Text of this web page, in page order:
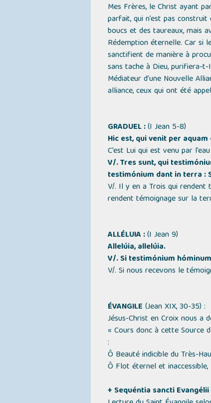
Mes Frères, le Christ ayant
parfait, qui n’est pas construit
boucs et des taureaux, mais
Rédemption éternelle. Car si
sanctifient de manière à
sans tache à Dieu, purifiera-
Médiateur d’une Nouvelle
alliance, ceux qui ont été
GRADUEL :(I Jean 5-8)
Hic est, qui venit per
C’est Lui qui est venu par
V/. Tres sunt, qui
testimónium dant in terra :
V/. Il y en a Trois qui rendent
rendent témoignage sur la
ALLÉLUIA :(I Jean 9)
Allelúia, allelúia.
V/. Si testimónium
V/. Si nous recevons le
ÉVANGILE (Jean XIX, 30-35) :
Jésus-Christ en Croix nous a
« Cours donc à cette Source
:
Ô Beauté indicible du Très-
Ô Flot éternel et
+ Sequéntia sancti